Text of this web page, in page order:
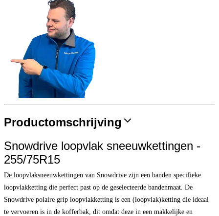
Productomschrijving
Snowdrive loopvlak sneeuwkettingen -
255/75R15
De loopvlaksneeuwkettingen van Snowdrive zijn een banden specifieke
loopvlakketting die perfect past op de geselecteerde bandenmaat. De
Snowdrive polaire grip loopvlakketting is een (loopvlak)ketting die ideaal
te vervoeren is in de kofferbak, dit omdat deze in een makkelijke en